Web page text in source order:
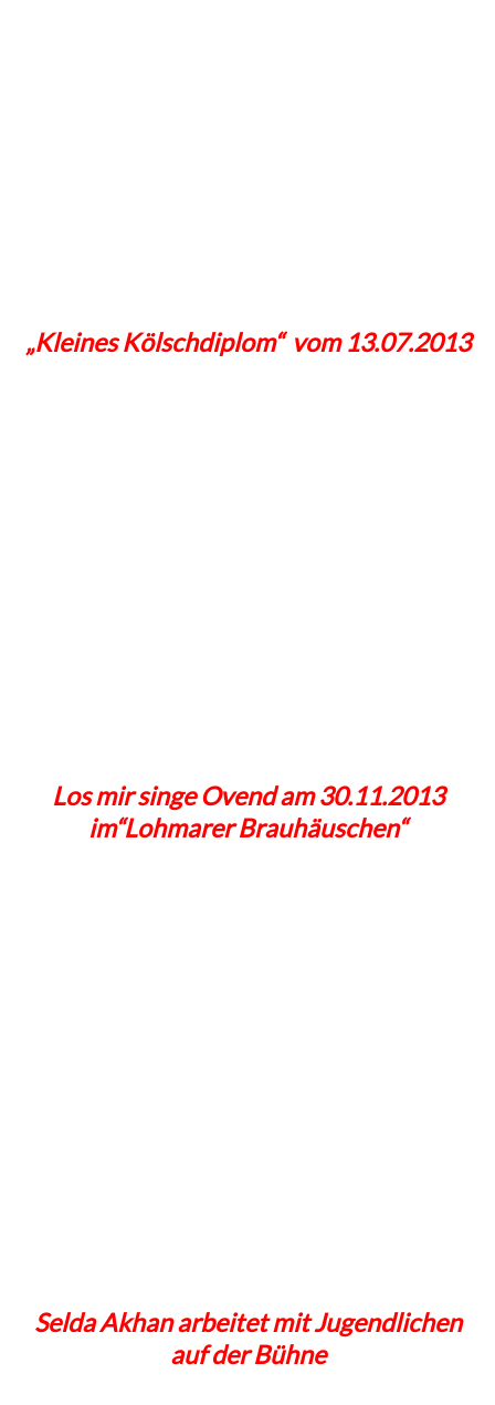
„Kleines Kölschdiplom“ vom 13.07.2013
Los mir singe Ovend am 30.11.2013
im“Lohmarer Brauhäuschen“
Selda Akhan arbeitet mit Jugendlichen
auf der Bühne